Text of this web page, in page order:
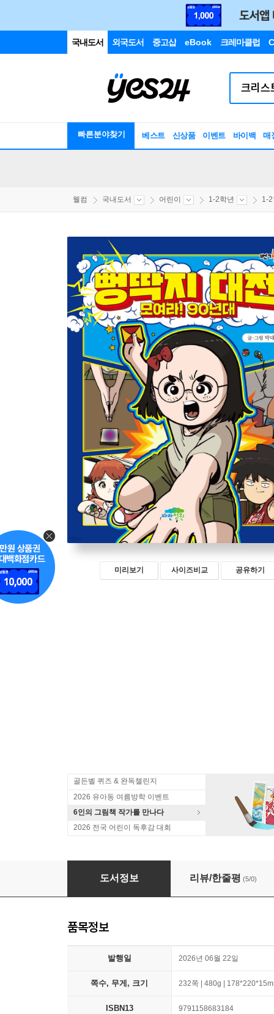
국내도서 외국도서 중고샵 eBook 크레마클럽
빠른분야찾기 베스트 신상품 이벤트 바이백 매
웰컴 국내도서 어린이 1-2학년 1-
미리보기 사이즈비교 공유하기
골든벨 퀴즈 & 완독챌린지
2026 유아동 여름방학 이벤트
6인의 그림책 작가를 만나다
2026 전국 어린이 독후감 대회
뻥딱지 대전: 모여라! 90년대
도서정보 리뷰/한줄평 (5/0)
품목정보
발행일 2026년 06월 22일
쪽수, 무게, 크기 232쪽 | 480g |
ISBN13 9791158683184